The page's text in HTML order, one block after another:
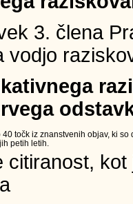
3. člena
vodjo
točk iz znanstvenih objav, ki
petih letih.
citiranost,